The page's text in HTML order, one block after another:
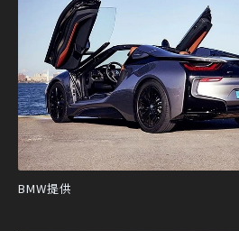
BMW提供